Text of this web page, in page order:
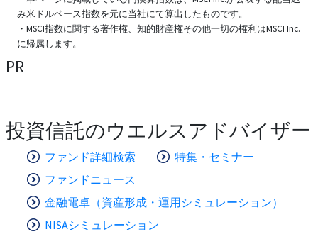
み米ドルベース指数を元に当社にて算出したものです。
・MSCI指数に関する著作権、知的財産権その他一切の権利はMSCI Inc.
に帰属します。
PR
投資信託のウエルスアドバイザー
ファンド詳細検索
特集・セミナー
ファンドニュース
金融電卓（資産形成・運用シミュレーション）
NISAシミュレーション